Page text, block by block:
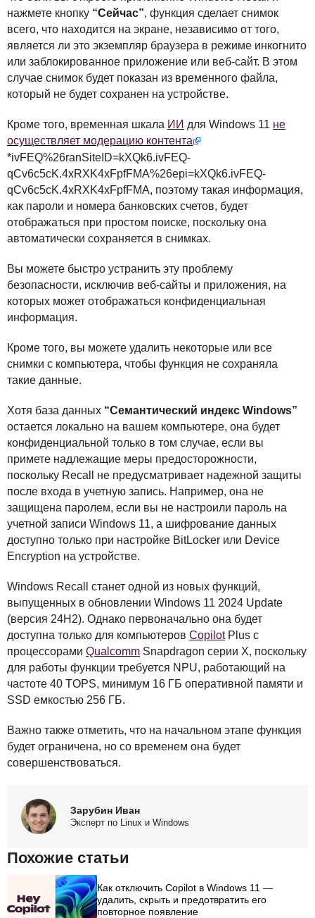
нажмете кнопку “Сейчас”, функция сделает снимок
всего, что находится на экране, независимо от того,
является ли это экземпляр браузера в режиме инкогнито
или заблокированное приложение или веб-сайт. В этом
случае снимок будет показан из временного файла,
который не будет сохранен на устройстве.
Кроме того, временная шкала ИИ для Windows 11 не
осуществляет модерацию контента
*ivFEQ%26ranSiteID=kXQk6.ivFEQ-
qCv6c5cK.4xRXK4xFpfFMA%26epi=kXQk6.ivFEQ-
qCv6c5cK.4xRXK4xFpfFMA, поэтому такая информация,
как пароли и номера банковских счетов, будет
отображаться при простом поиске, поскольку она
автоматически сохраняется в снимках.
Вы можете быстро устранить эту проблему
безопасности, исключив веб-сайты и приложения, на
которых может отображаться конфиденциальная
информация.
Кроме того, вы можете удалить некоторые или все
снимки с компьютера, чтобы функция не сохраняла
такие данные.
Хотя база данных “Семантический индекс Windows”
остается локально на вашем компьютере, она будет
конфиденциальной только в том случае, если вы
примете надлежащие меры предосторожности,
поскольку Recall не предусматривает надежной защиты
после входа в учетную запись. Например, она не
защищена паролем, если вы не настроили пароль на
учетной записи Windows 11, а шифрование данных
доступно только при настройке BitLocker или Device
Encryption на устройстве.
Windows Recall станет одной из новых функций,
выпущенных в обновлении Windows 11 2024 Update
(версия 24H2). Однако первоначально она будет
доступна только для компьютеров CopilotPlus с
процессорами Qualcomm Snapdragon серии X, поскольку
для работы функции требуется NPU, работающий на
частоте 40 TOPS, минимум 16 ГБ оперативной памяти и
SSD емкостью 256 ГБ.
Важно также отметить, что на начальном этапе функция
будет ограничена, но со временем она будет
совершенствоваться.
Зарубин Иван
Эксперт по Linux и Windows
Похожие статьи
Как отключить Copilot в Windows 11 —
удалить, скрыть и предотвратить его
повторное появление